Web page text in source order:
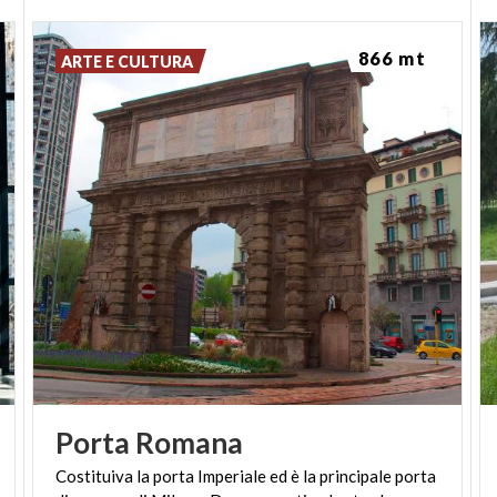
sul Canal Grande, la Fondazione Prada ha il
nobile obiettivo di"ampliare e approfondire i nostri
modi di imparare".
Se vi trovate nel capoluogo per affari o turismo,
vale la pena dedicarci una visita.
Aperta tutti i giorni. Biglietti interi 10€ – ridotti 8€.
Porta Romana
Costituiva la porta Imperiale ed è la principale porta
ARTE E CULTURA 866 mt